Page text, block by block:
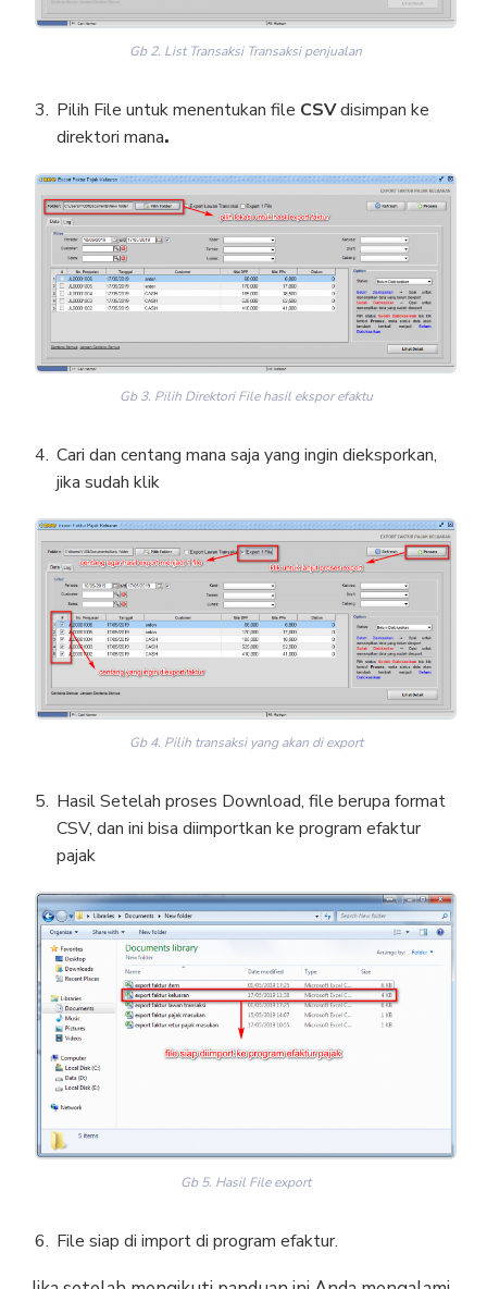
Gb 2. List Transaksi Transaksi penjualan
Pilih File untuk menentukan file CSVdisimpan ke
direktori mana.
Gb 3. Pilih Direktori File hasil ekspor efaktu
Cari dan centang mana saja yang ingin dieksporkan,
jika sudah klik
Gb 4. Pilih transaksi yang akan di export
Hasil Setelah proses Download, file berupa format
CSV, dan ini bisa diimportkan ke program efaktur
pajak
Gb 5. Hasil File export
File siap di import di program efaktur.